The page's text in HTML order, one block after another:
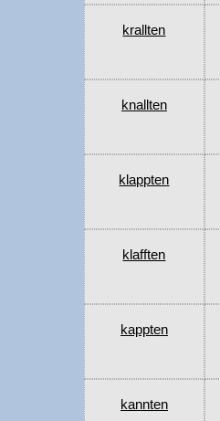
krallten
knallten
klappten
klafften
kappten
kannten